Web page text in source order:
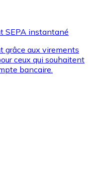
SEPA instantané
grâce aux virements
ceux qui souhaitent
bancaire.